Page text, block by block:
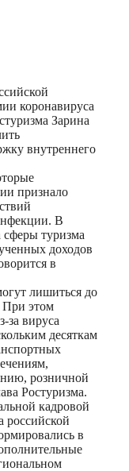
коронавируса
Зарина
внутреннего
признало
В
туризма
доходов
в
лишиться до
При этом
за вируса
десяткам
розничной
Ростуризма.
кадровой
российской
в